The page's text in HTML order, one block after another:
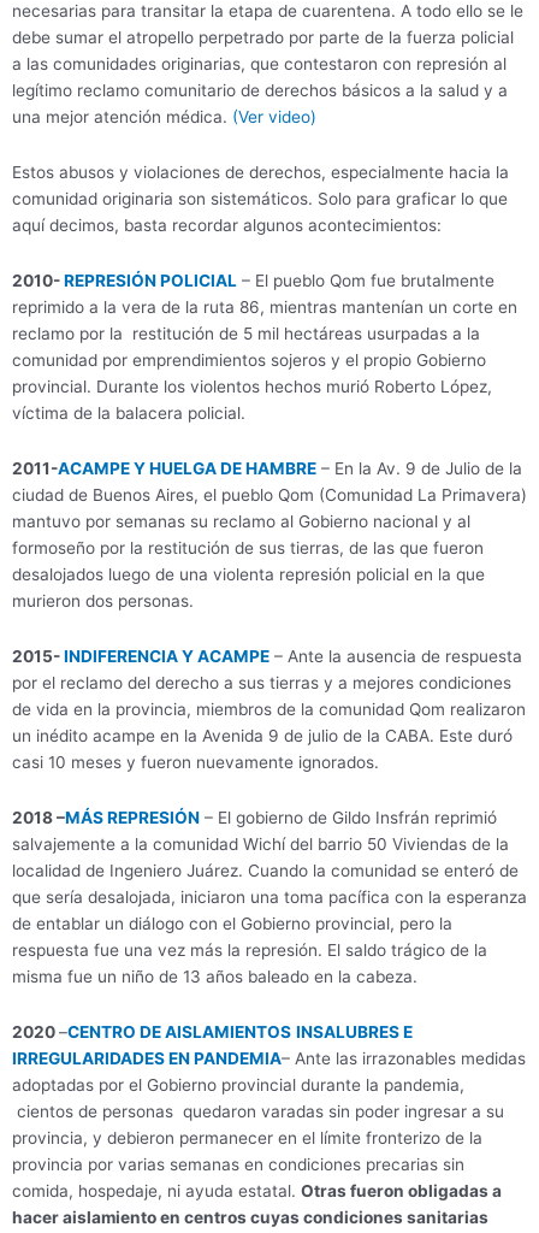
necesarias para transitar la etapa de cuarentena. A todo ello se le
debe sumar el atropello perpetrado por parte de la fuerza policial
a las comunidades originarias, que contestaron con represión al
legítimo reclamo comunitario de derechos básicos a la salud y a
una mejor atención médica. (Ver video)
Estos abusos y violaciones de derechos, especialmente hacia la
comunidad originaria son sistemáticos. Solo para graficar lo que
aquí decimos, basta recordar algunos acontecimientos:
2010-REPRESIÓN POLICIAL – El pueblo Qom fue brutalmente
reprimido a la vera de la ruta 86, mientras mantenían un corte en
reclamo por la restitución de 5 mil hectáreas usurpadas a la
comunidad por emprendimientos sojeros y el propio Gobierno
provincial. Durante los violentos hechos murió Roberto López,
víctima de la balacera policial.
2011-ACAMPE Y HUELGA DE HAMBRE – En la Av. 9 de Julio de la
ciudad de Buenos Aires, el pueblo Qom (Comunidad La Primavera)
mantuvo por semanas su reclamo al Gobierno nacional y al
formoseño por la restitución de sus tierras, de las que fueron
desalojados luego de una violenta represión policial en la que
murieron dos personas.
2015-INDIFERENCIA Y ACAMPE – Ante la ausencia de respuesta
por el reclamo del derecho a sus tierras y a mejores condiciones
de vida en la provincia, miembros de la comunidad Qom realizaron
un inédito acampe en la Avenida 9 de julio de la CABA. Este duró
casi 10 meses y fueron nuevamente ignorados.
2018 –MÁS REPRESIÓN – El gobierno de Gildo Insfrán reprimió
salvajemente a la comunidad Wichí del barrio 50 Viviendas de la
localidad de Ingeniero Juárez. Cuando la comunidad se enteró de
que sería desalojada, iniciaron una toma pacífica con la esperanza
de entablar un diálogo con el Gobierno provincial, pero la
respuesta fue una vez más la represión. El saldo trágico de la
misma fue un niño de 13 años baleado en la cabeza.
2020–CENTRO DE AISLAMIENTOS INSALUBRES E
IRREGULARIDADES EN PANDEMIA– Ante las irrazonables medidas
adoptadas por el Gobierno provincial durante la pandemia,
cientos de personas quedaron varadas sin poder ingresar a su
provincia, y debieron permanecer en el límite fronterizo de la
provincia por varias semanas en condiciones precarias sin
comida, hospedaje, ni ayuda estatal. Otras fueron obligadas a
hacer aislamiento en centros cuyas condiciones sanitarias